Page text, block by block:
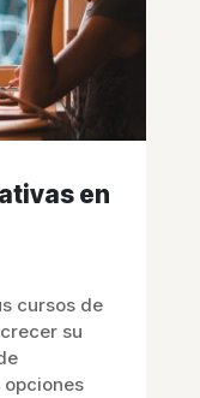
en
cursos de
su